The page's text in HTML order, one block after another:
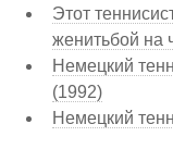
Этот
женитьбой на
Немецкий
(1992)
Немецкий